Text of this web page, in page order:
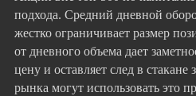
подхода. Средний дневной
жестко ограничивает размер
от дневного объема дает
цену и оставляет след в
рынка могут использовать это